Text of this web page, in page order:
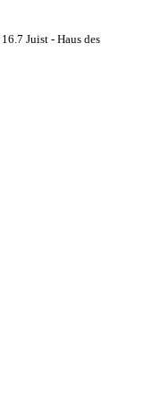
16.7 Juist - Haus des